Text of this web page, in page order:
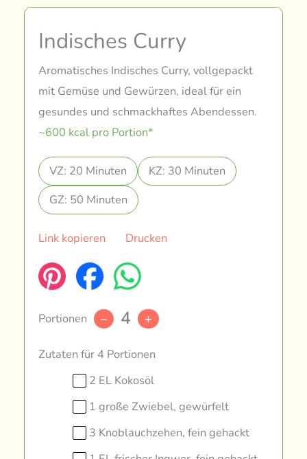
Indisches Curry
Aromatisches Indisches Curry, vollgepackt
mit Gemüse und Gewürzen, ideal für ein
gesundes und schmackhaftes Abendessen.
~600 kcal pro Portion*
VZ: 20 Minuten
KZ: 30 Minuten
GZ: 50 Minuten
Link kopieren Drucken
Portionen – 4 +
Zutaten für 4 Portionen
2 EL Kokosöl
1 große Zwiebel, gewürfelt
3 Knoblauchzehen, fein gehackt